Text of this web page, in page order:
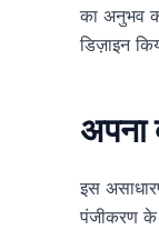
का अनुभव
डिज़ाइन
अपना
इस
पंजीकरण के